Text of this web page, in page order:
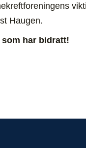
Haugen.
har bidratt!